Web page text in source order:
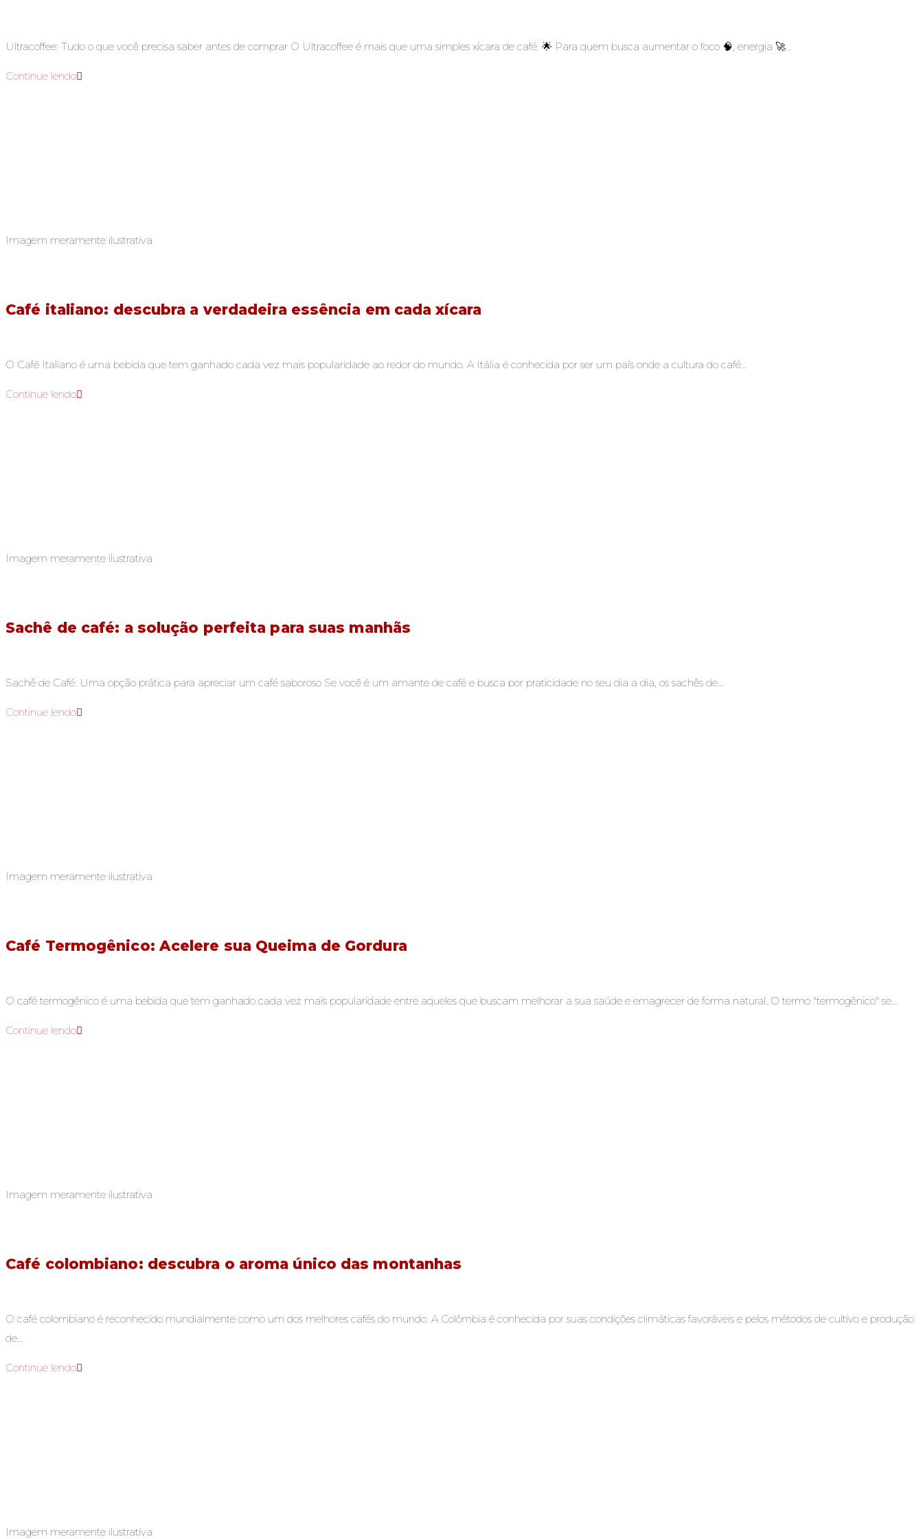
Ultracoffee: Tudo o que você precisa saber antes de comprar O Ultracoffee é mais que uma simples xícara de café. 🌟 Para quem busca aumentar o foco 🧠, energia 🚀…
Continue lendo
Imagem meramente ilustrativa
Café italiano: descubra a verdadeira essência em cada xícara
O Café Italiano é uma bebida que tem ganhado cada vez mais popularidade ao redor do mundo. A Itália é conhecida por ser um país onde a cultura do café…
Continue lendo
Imagem meramente ilustrativa
Sachê de café: a solução perfeita para suas manhãs
Sachê de Café: Uma opção prática para apreciar um café saboroso Se você é um amante de café e busca por praticidade no seu dia a dia, os sachês de…
Continue lendo
Imagem meramente ilustrativa
Café Termogênico: Acelere sua Queima de Gordura
O café termogênico é uma bebida que tem ganhado cada vez mais popularidade entre aqueles que buscam melhorar a sua saúde e emagrecer de forma natural. O termo "termogênico" se…
Continue lendo
Imagem meramente ilustrativa
Café colombiano: descubra o aroma único das montanhas
O café colombiano é reconhecido mundialmente como um dos melhores cafés do mundo. A Colômbia é conhecida por suas condições climáticas favoráveis e pelos métodos de cultivo e produção
de…
Continue lendo
Imagem meramente ilustrativa